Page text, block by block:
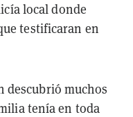
local donde
testificaran en
descubrió muchos
tenía en toda